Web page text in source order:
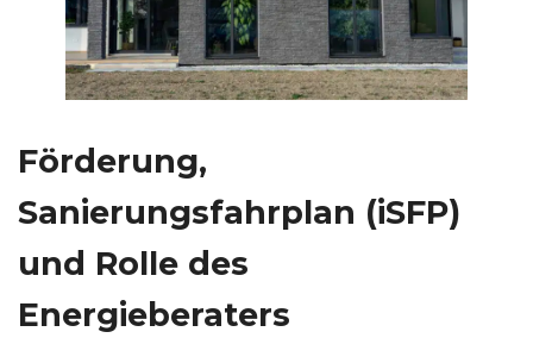
Förderung,
Sanierungsfahrplan (iSFP)
und Rolle des
Energieberaters